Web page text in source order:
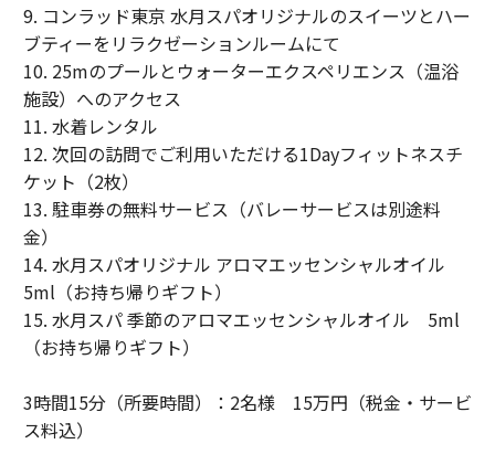
9. コンラッド東京 水月スパオリジナルのスイーツとハー
ブティーをリラクゼーションルームにて
10. 25mのプールとウォーターエクスペリエンス（温浴
施設）へのアクセス
11. 水着レンタル
12. 次回の訪問でご利用いただける1Dayフィットネスチ
ケット（2枚）
13. 駐車券の無料サービス（バレーサービスは別途料
金）
14. 水月スパオリジナル アロマエッセンシャルオイル
5ml（お持ち帰りギフト）
15. 水月スパ 季節のアロマエッセンシャルオイル 5ml
（お持ち帰りギフト）
3時間15分（所要時間）：2名様 15万円（税金・サービ
ス料込）